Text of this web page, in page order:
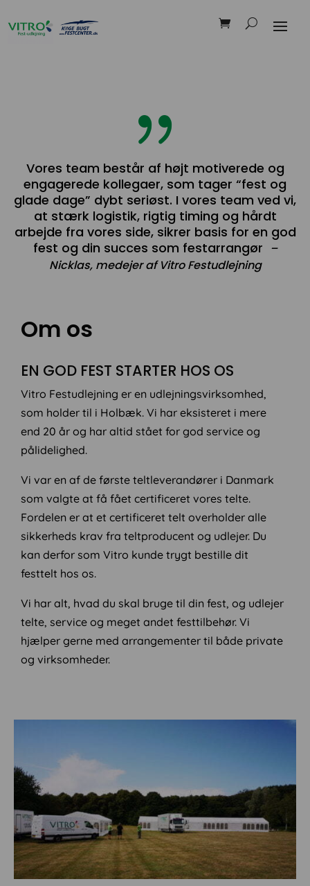
{
Vores team består af højt motiverede og
engagerede kollegaer, som tager “fest og
glade dage” dybt seriøst. I vores team ved vi,
at stærk logistik, rigtig timing og hårdt
arbejde fra vores side, sikrer basis for en god
fest og din succes som festarrangør –
Nicklas, medejer af Vitro Festudlejning
Om os
EN GOD FEST STARTER HOS OS
Vitro Festudlejning er en udlejningsvirksomhed,
som holder til i Holbæk. Vi har eksisteret i mere
end 20 år og har altid stået for god service og
pålidelighed.​
Vi var en af de første teltleverandører i Danmark
som valgte at få fået certificeret vores telte.
Fordelen er at et certificeret telt overholder alle
sikkerheds krav fra teltproducent og udlejer. Du
kan derfor som Vitro kunde trygt bestille dit
festtelt hos os.​
Vi har alt, hvad du skal bruge til din fest, og udlejer
telte, service og meget andet festtilbehør. Vi
hjælper gerne med arrangementer til både private
og virksomheder.